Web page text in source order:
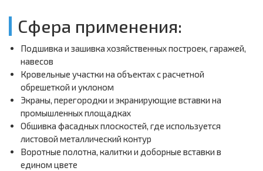
Сфера применения:
Подшивка и зашивка хозяйственных построек, гаражей,
навесов
Кровельные участки на объектах с расчетной
обрешеткой и уклоном
Экраны, перегородки и экранирующие вставки на
промышленных площадках
Обшивка фасадных плоскостей, где используется
листовой металлический контур
Воротные полотна, калитки и доборные вставки в
едином цвете